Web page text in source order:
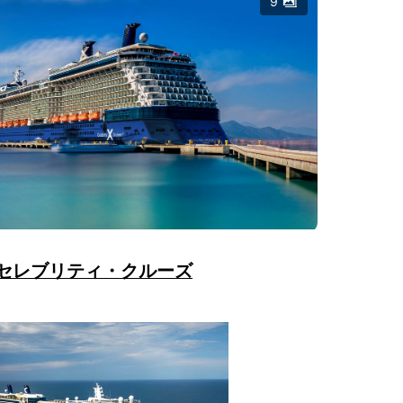
レブリティ・クルーズ